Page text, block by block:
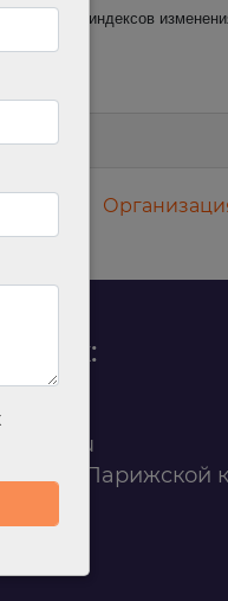
и затрат, индексов
45
ул.